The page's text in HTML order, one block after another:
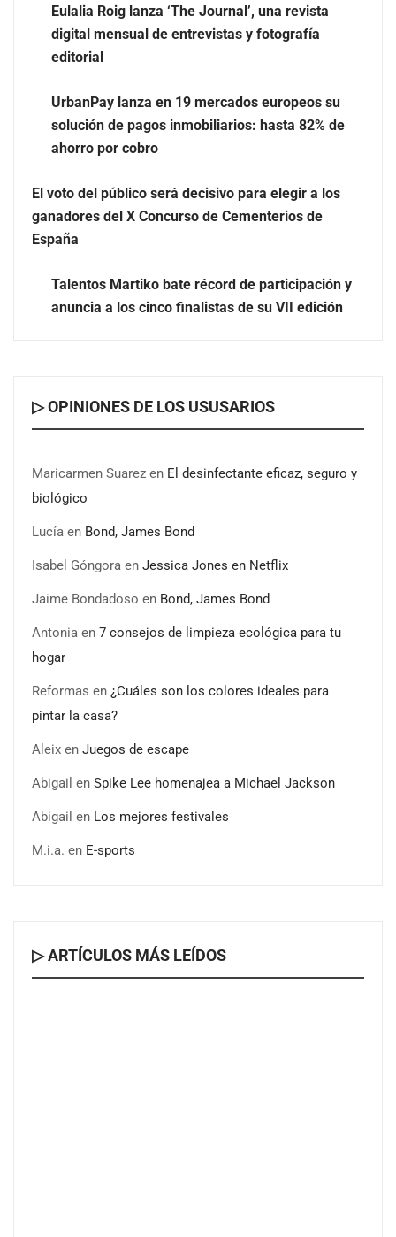
El nuevo mapa de zonas tensionadas abre nuevos
frentes legales para propietarios e inquilinos en
La luz roja, el nuevo aftersun, actúa en la recuperación
de la piel después del sol
Eulalia Roig lanza ‘The Journal’, una revista
digital mensual de entrevistas y fotografía
editorial
UrbanPay lanza en 19 mercados europeos su
solución de pagos inmobiliarios: hasta 82% de
ahorro por cobro
El voto del público será decisivo para elegir a los
ganadores del X Concurso de Cementerios de
España
Talentos Martiko bate récord de participación y
anuncia a los cinco finalistas de su VII edición
▷ OPINIONES DE LOS USUSARIOS
Maricarmen Suarez en El desinfectante eficaz, seguro y
biológico
Lucía en Bond, James Bond
Isabel Góngora en Jessica Jones en Netflix
Jaime Bondadoso en Bond, James Bond
Antonia en 7 consejos de limpieza ecológica para tu
hogar
Reformas en ¿Cuáles son los colores ideales para
pintar la casa?
Aleix en Juegos de escape
Abigail en Spike Lee homenajea a Michael Jackson
Abigail en Los mejores festivales
M.i.a. en E-sports
▷ ARTÍCULOS MÁS LEÍDOS